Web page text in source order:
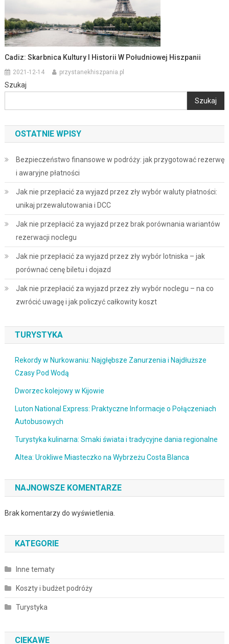
Cadiz: Skarbnica Kultury I Historii W Południowej Hiszpanii
2021-12-14 przystanekhiszpania.pl
Szukaj
Szukaj
OSTATNIE WPISY
Bezpieczeństwo finansowe w podróży: jak przygotować rezerwę
i awaryjne płatności
Jak nie przepłacić za wyjazd przez zły wybór waluty płatności:
unikaj przewalutowania i DCC
Jak nie przepłacić za wyjazd przez brak porównania wariantów
rezerwacji noclegu
Jak nie przepłacić za wyjazd przez zły wybór lotniska – jak
porównać cenę biletu i dojazd
Jak nie przepłacić za wyjazd przez zły wybór noclegu – na co
zwrócić uwagę i jak policzyć całkowity koszt
TURYSTYKA
Rekordy w Nurkowaniu: Najgłębsze Zanurzenia i Najdłuższe
Czasy Pod Wodą
Dworzec kolejowy w Kijowie
Luton National Express: Praktyczne Informacje o Połączeniach
Autobusowych
Turystyka kulinarna: Smaki świata i tradycyjne dania regionalne
Altea: Urokliwe Miasteczko na Wybrzeżu Costa Blanca
NAJNOWSZE KOMENTARZE
Brak komentarzy do wyświetlenia.
KATEGORIE
Inne tematy
Koszty i budżet podróży
Turystyka
CIEKAWE